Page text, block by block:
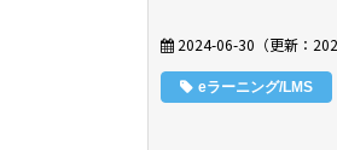
2024-06-30 （更新：
eラーニング/LMS